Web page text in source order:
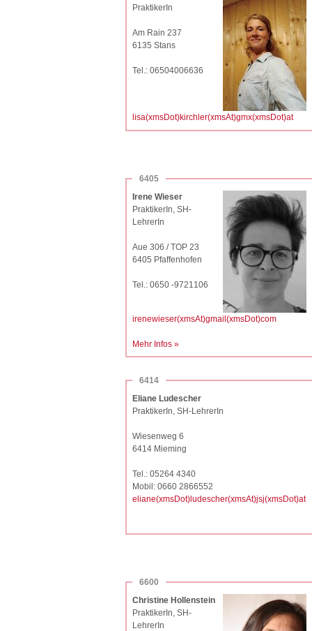
PraktikerIn
Am Rain 237
6135 Stans
Tel.: 06504006636
lisa(xmsDot)kirchler(xmsAt)gmx(xmsDot)at
6405
Irene Wieser
PraktikerIn, SH-
LehrerIn
Aue 306 / TOP 23
6405 Pfaffenhofen
Tel.: 0650 -9721106
irenewieser(xmsAt)gmail(xmsDot)com
Mehr Infos »
6414
Eliane Ludescher
PraktikerIn, SH-LehrerIn
Wiesenweg 6
6414 Mieming
Tel.: 05264 4340
Mobil: 0660 2866552
eliane(xmsDot)ludescher(xmsAt)jsj(xmsDot)at
6600
Christine Hollenstein
PraktikerIn, SH-
LehrerIn